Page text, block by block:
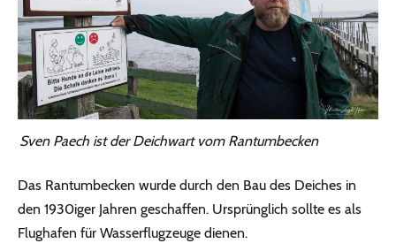
Sven Paech ist der Deichwart vom Rantumbecken
Das Rantumbecken wurde durch den Bau des Deiches in
den 1930iger Jahren geschaffen. Ursprünglich sollte es als
Flughafen für Wasserflugzeuge dienen.